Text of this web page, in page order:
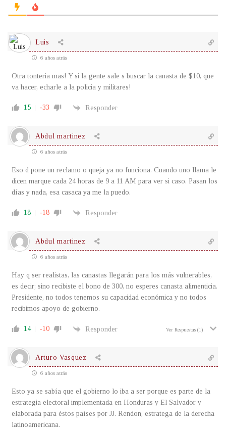
Luis
6 años atrás
Otra tonteria mas! Y si la gente sale s buscar la canasta de $10, que
va hacer, echarle a la policia y militares!
15 -33 Responder
Abdul martinez
6 años atrás
Eso d pone un reclamo o queja ya no funciona. Cuando uno llama le
dicen marque cada 24 horas de 9 a 11 AM para ver si caso. Pasan los
días y nada, esa casaca ya me la puedo.
18 -18 Responder
Abdul martinez
6 años atrás
Hay q ser realistas, las canastas llegarán para los más vulnerables,
es decir; sino recibiste el bono de 300, no esperes canasta alimenticia.
Presidente, no todos tenemos su capacidad económica y no todos
recibimos apoyo de gobierno.
14 -10 Responder Ver Respuestas (1)
Arturo Vasquez
6 años atrás
Esto ya se sabía que el gobierno lo iba a ser porque es parte de la
estrategia electoral implementada en Honduras y El Salvador y
elaborada para éstos países por JJ. Rendon, estratega de la derecha
latinoamericana.